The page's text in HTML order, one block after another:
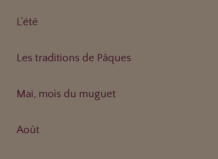
L'été
Les traditions de Pâques
Mai, mois du muguet
Août